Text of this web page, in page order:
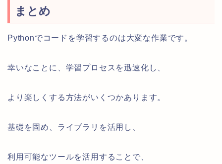
まとめ
Pythonでコードを学習するのは大変な作業です。
幸いなことに、学習プロセスを迅速化し、
より楽しくする方法がいくつかあります。
基礎を固め、ライブラリを活用し、
利用可能なツールを活用することで、